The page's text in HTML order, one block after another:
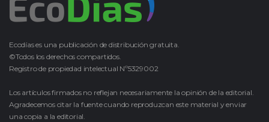
Ecodías es una publicación de distribución gratuita.
©Todos los derechos compartidos.
Registro de propiedad intelectual Nº5329002
Los artículos firmados no reflejan necesariamente la opinión de la editorial.
Agradecemos citar la fuente cuando reproduzcan este material y enviar
una copia a la editorial.